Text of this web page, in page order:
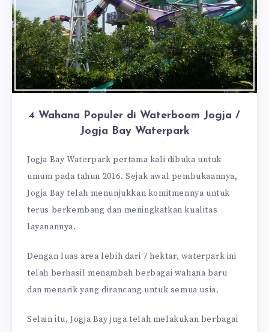
4 Wahana Populer di Waterboom Jogja /
Jogja Bay Waterpark
Jogja Bay Waterpark pertama kali dibuka untuk
umum pada tahun 2016. Sejak awal pembukaannya,
Jogja Bay telah menunjukkan komitmennya untuk
terus berkembang dan meningkatkan kualitas
layanannya.
Dengan luas area lebih dari 7 hektar, waterpark ini
telah berhasil menambah berbagai wahana baru
dan menarik yang dirancang untuk semua usia.
Selain itu, Jogja Bay juga telah melakukan berbagai